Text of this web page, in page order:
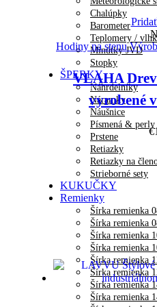
Chalúpky
Barometer
Teplomery /
Minútky JVD
Stopky
ŠPERKY
Náhrdelníky
Náramky
Náušnice
Písmená & perly
Prstene
Retiazky
Retiazky na
Strieborné sety
KUKUČKY
Remienky
Šírka remienka
Šírka remienka
Šírka remienka
Šírka remienka
Šírka remienka
Šírka remienka
Šírka remienka
Šírka remienka
Hodiny na stenu
VLAHA
vyrobené
€